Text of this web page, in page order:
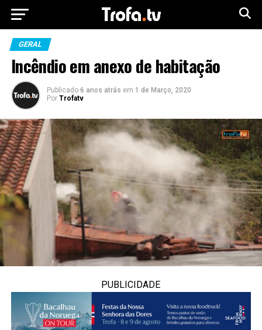
GERAL
Incêndio em anexo de habitação
Publicado 6 anos atrás em 1 de Março, 2020
Por Trofatv
PUBLICIDADE